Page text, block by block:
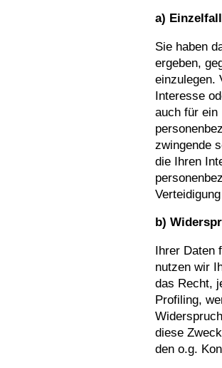
a)
Sie haben
ergeben,
einzulegen.
Interesse
auch für ein
zwingende
die Ihren
b)
Ihrer Daten
nutzen wir
das Recht,
Profiling,
diese
den o.g.